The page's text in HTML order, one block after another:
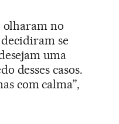
olharam no
se
uma
desses casos.
com calma”,